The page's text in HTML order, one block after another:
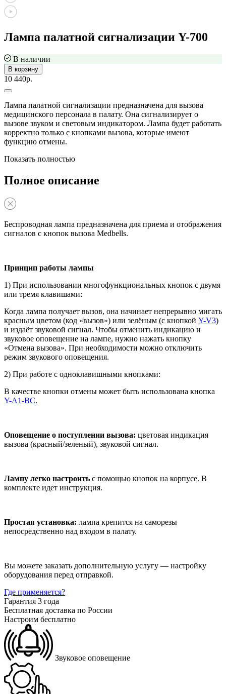
Лампа палатной сигнализации Y-700
В наличии
В корзину
10 440р.
Лампа палатной сигнализации предназначена для вызова
медицинского персонала в палату. Она сигнализирует о
вызове звуком и световым индикатором. Лампа будет работать
корректно только с кнопками вызова, которые имеют
функцию отмены.
Показать полностью
Полное описание
Беспроводная лампа предназначена для приема и отображения
сигналов с кнопок вызова Medbells.
Принцип работы лампы
1) При использовании многофункциональных кнопок с двумя
или тремя клавишами:
Когда лампа получает вызов, она начинает непрерывно мигать
красным цветом (код «вызов») или зелёным (с кнопкой Y-V3)
и издаёт звуковой сигнал. Чтобы отменить индикацию и
звуковое оповещение на лампе, нужно нажать кнопку
«Отмена вызова». При необходимости можно отключить
режим звукового оповещения.
2) При работе с одноклавишными кнопками:
В качестве кнопки отмены может быть использована кнопка
Y-A1-BC.
Оповещение о поступлении вызова: цветовая индикация
вызова (красный/зеленый), звуковой сигнал.
Лампу легко настроить с помощью кнопок на корпусе. В
комплекте идет инструкция.
Простая установка: лампа крепится на саморезы
непосредственно над входом в палату.
Вы можете заказать дополнительную услугу — настройку
оборудования перед отправкой.
Где применяется?
Гарантия 3 года
Бесплатная доставка по России
Настроим бесплатно
Звуковое оповещение